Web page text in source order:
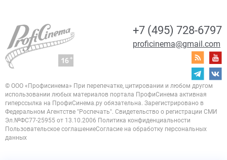
+7 (495) 728-6797
proficinema@gmail.com
© ООО «Профисинема» При перепечатке, цитировании и любом другом
использовании любых материалов портала ПрофиСинема активная
гиперссылка на ПрофиСинема.ру обязательна. Зарегистрировано в
Федеральном Агентстве "Роспечать". Свидетельство о регистрации СМИ
Эл.№ФС77-25955 от 13.10.2006 Политика конфиденциальности
Пользовательское соглашениеСогласие на обработку персональных
данных